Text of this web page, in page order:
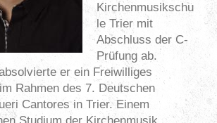
Kirchenmusikschu
le Trier mit
Abschluss der C-
Prüfung ab.
er ein Freiwilliges
Rahmen des 7. Deutschen
Cantores in Trier. Einem